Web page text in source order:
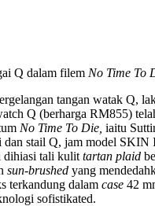
Q dalam filem No Time To
tangan watak Q,
Q (berharga RM855)
No Time To Die, iaitu
stail Q, jam model SKIN
dihiasi tali kulit tartan plaid
sun-brushed yang
terkandung dalam case 42
sofistikated.